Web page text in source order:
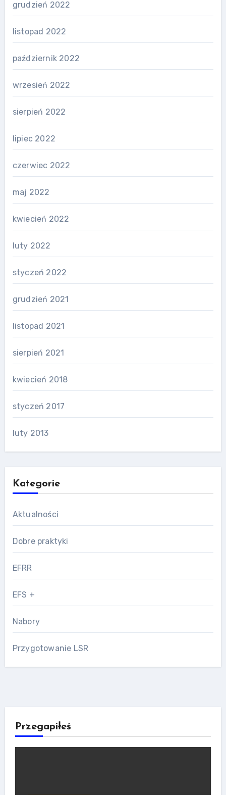
grudzień 2022
listopad 2022
październik 2022
wrzesień 2022
sierpień 2022
lipiec 2022
czerwiec 2022
maj 2022
kwiecień 2022
luty 2022
styczeń 2022
grudzień 2021
listopad 2021
sierpień 2021
kwiecień 2018
styczeń 2017
luty 2013
Kategorie
Aktualności
Dobre praktyki
EFRR
EFS +
Nabory
Przygotowanie LSR
Przegapiłeś